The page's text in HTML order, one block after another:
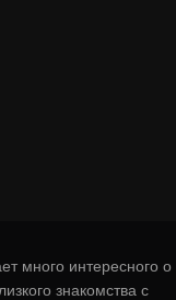
много интересного о
знакомства с